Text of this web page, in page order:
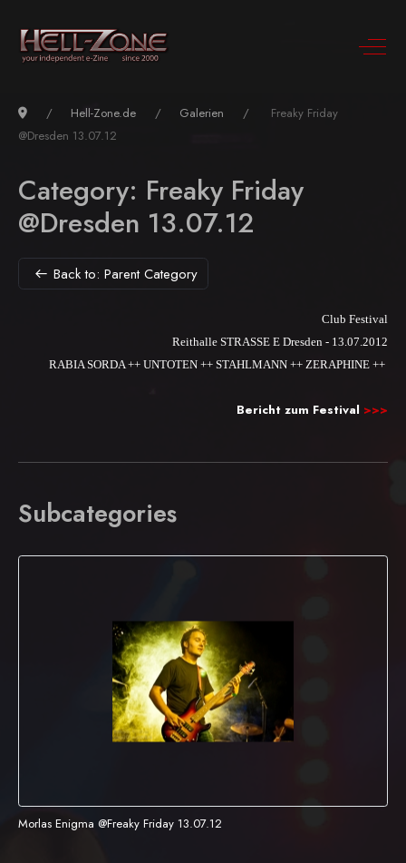
Hell-Zone.de Galerien
Freaky Friday
@Dresden 13.07.12
Category: Freaky Friday
@Dresden 13.07.12
Back to: Parent Category
Club Festival
Reithalle STRASSE E Dresden - 13.07.2012
RABIA SORDA ++ UNTOTEN ++ STAHLMANN ++ ZERAPHINE ++
Bericht zum Festival >>>
Subcategories
Morlas Enigma @Freaky Friday 13.07.12